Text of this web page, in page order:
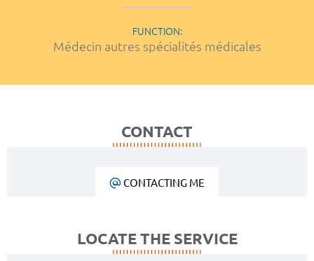
FUNCTION:
Médecin autres spécialités médicales
CONTACT
CONTACTING ME
LOCATE THE SERVICE